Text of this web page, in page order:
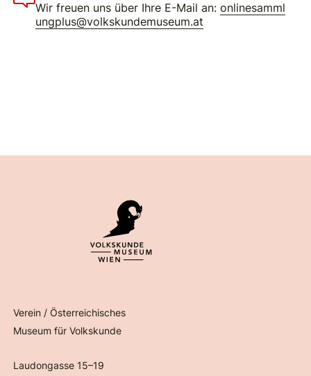
Wir freuen uns über Ihre E-Mail an:onlinesamml
ungplus@volkskundemuseum.at
Verein / Österreichisches
Museum für Volkskunde
Laudongasse 15–19